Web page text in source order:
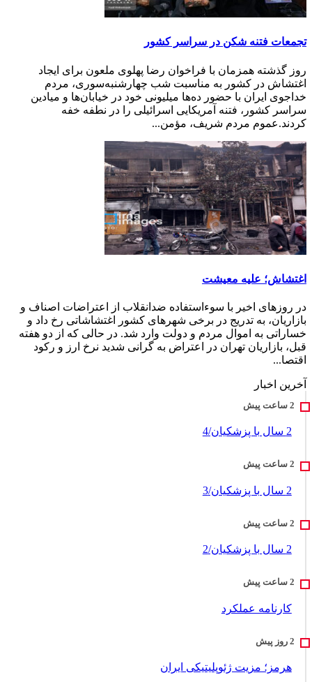
تجمعات فتنه ‌شکن در سراسر کشور
روز گذشته همزمان با فراخوان رضا پهلوی ملعون برای ایجاد
اغتشاش در کشور به مناسبت شب چهارشنبه‌سوری، مردم
خداجوی ایران با حضور ده‌ها میلیونی خود در خیابان‌ها و میادین
سراسر کشور، فتنه آمریکایی اسرائیلی را در نطفه خفه
کردند.عموم مردم شریف، مؤمن...
اغتشاش؛ علیه معیشت
در روزهای اخیر با سوءاستفاده ضدانقلاب از اعتراضات اصناف و
بازاریان، به تدریج در برخی شهرهای کشور اغتشاشاتی رخ داد و
خساراتی به اموال مردم و دولت وارد شد. در حالی که از دو هفته
قبل، بازاریان تهران در اعتراض به گرانی شدید نرخ ارز و رکود
اقتصا...
آخرین اخبار
2 سال با پزشکیان/4
2 سال با پزشکیان/3
2 سال با پزشکیان/2
کارنامه عملکرد
هرمز؛ مزیت ژئوپلیتیکی ایران